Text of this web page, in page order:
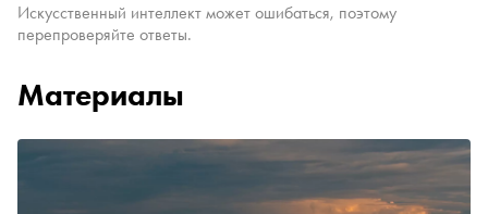
Искусственный интеллект может ошибаться, поэтому
перепроверяйте ответы.
Материалы